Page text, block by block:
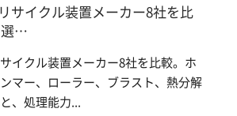
サイクル装置メーカー8社を比
選…
イクル装置メーカー8社を比較。ホ
マー、ローラー、ブラスト、熱分解
、処理能力...